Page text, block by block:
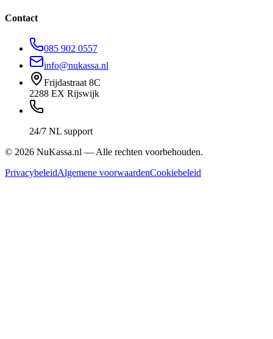
Contact
085 902 0557
info@nukassa.nl
Frijdastraat 8C
2288 EX Rijswijk
24/7 NL support
© 2026 NuKassa.nl — Alle rechten voorbehouden.
PrivacybeleidAlgemene voorwaardenCookiebeleid